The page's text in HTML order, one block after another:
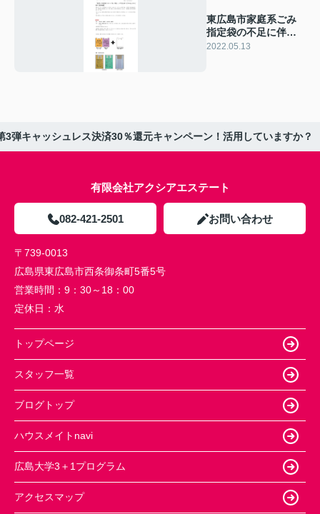
東広島市家庭系ごみ
指定袋の不足に伴う
臨時措置について
2022.05.13
3弾キャッシュレス決済30％還元キャンペーン！活用していますか？
有限会社アクシアエステート
082-421-2501 お問い合わせ
〒739-0013
広島県東広島市西条御条町5番5号
営業時間： 9：30～18：00
定休日： 水
トップページ
スタッフ一覧
ブログトップ
ハウスメイトnavi
広島大学3＋1プログラム
アクセスマップ